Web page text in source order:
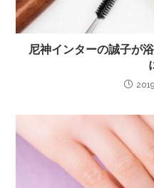
尼神インターの誠子が